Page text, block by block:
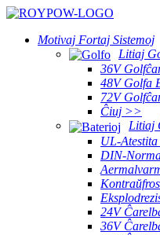
Motivaj Fortaj Sistemoj
Litiaj
36V
48V Golfa
72V
Ĉiuj >>
Litiaj
UL-
DIN-
24V
36V